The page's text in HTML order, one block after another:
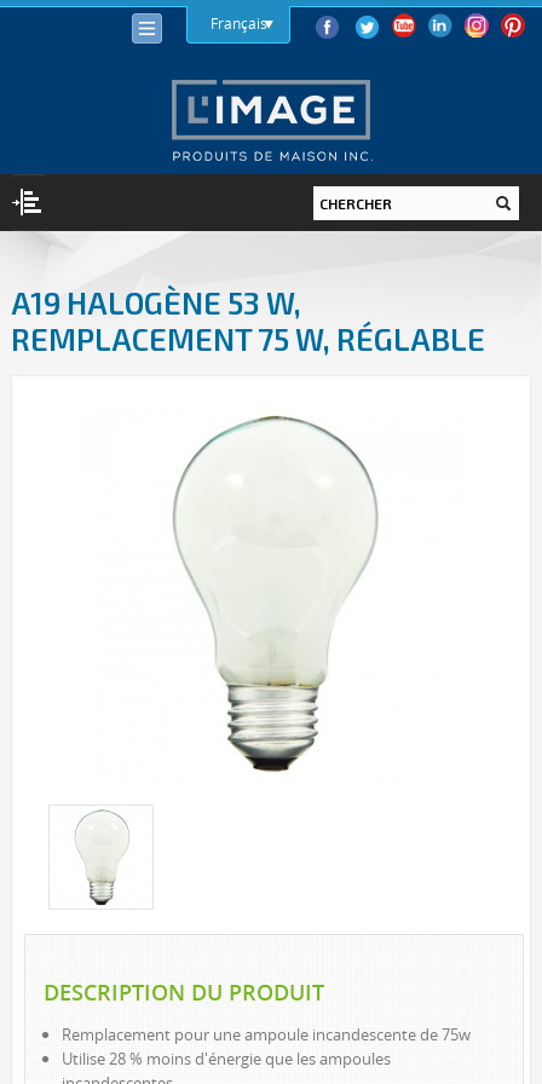
Français
AMPOULES
DEL
INCANDESCENT
LANTERNES D’APPOINT
SAISONNIERS ET NOUVEAUTÉS
INCANDESCENT
VEILLEUSES
DEL
INTÉRIEUR DE BASE
INTÉRIEUR À DEL
EXTÉRIEUR À DEL
A19 HALOGÈNE 53 W,
REMPLACEMENT 75 W, RÉGLABLE
DESCRIPTION DU PRODUIT
Remplacement pour une ampoule incandescente de 75w
Utilise 28 % moins d'énergie que les ampoules